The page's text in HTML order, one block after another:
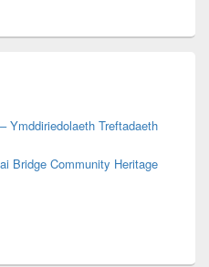
p s n
Ymddiriedolaeth Treftadaeth
Bridge Community Heritage